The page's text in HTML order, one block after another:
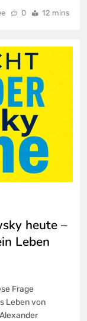
0 12 mins
heute –
Leben
Frage
Leben von